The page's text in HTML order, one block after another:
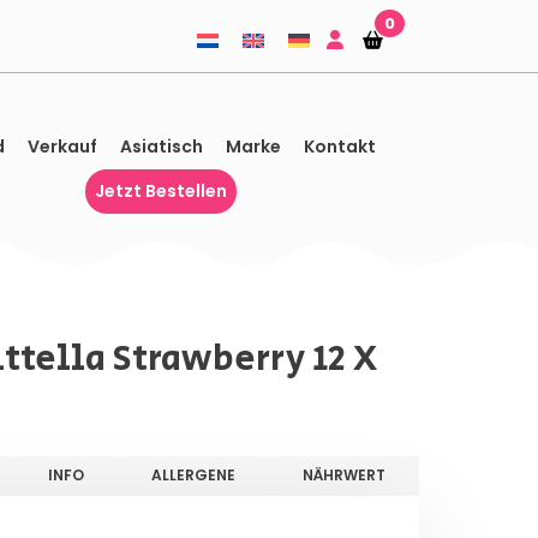
Einkaufskorb
Einkaufskorb
0
Verkauf Asiatisch Marke
Kontakt
Jetzt Bestellen
Strawberry 12 X
INFO ALLERGENE NÄHRWERT